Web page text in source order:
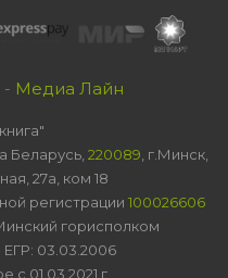
- Медиа Лайн
Беларусь, 220089 , г.Минск,
27а, ком 18
регистрации 100026606
горисполком
03.03.2006
01.03.2021 г.